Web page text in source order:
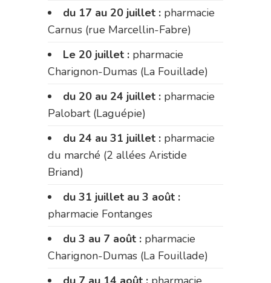
du 17 au 20 juillet : pharmacie
Carnus (rue Marcellin-Fabre)
Le 20 juillet : pharmacie
Charignon-Dumas (La Fouillade)
du 20 au 24 juillet : pharmacie
Palobart (Laguépie)
du 24 au 31 juillet : pharmacie
du marché (2 allées Aristide
Briand)
du 31 juillet au 3 août :
pharmacie Fontanges
du 3 au 7 août : pharmacie
Charignon-Dumas (La Fouillade)